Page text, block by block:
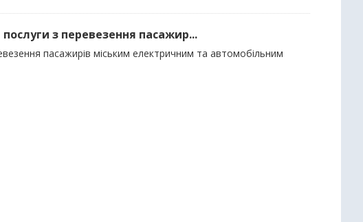
з перевезення пасажир...
пасажирів міським електричним та автомобільним